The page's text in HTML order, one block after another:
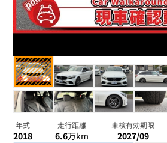
年式
2018
走行距離
6.6万km
車検有効期限
2027/09